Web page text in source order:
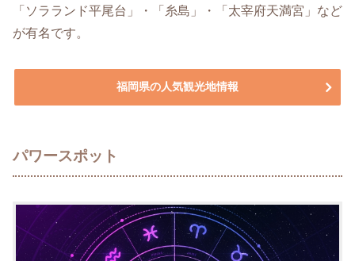
「ソラランド平尾台」・「糸島」・「太宰府天満宮」など
が有名です。
福岡県の人気観光地情報
パワースポット